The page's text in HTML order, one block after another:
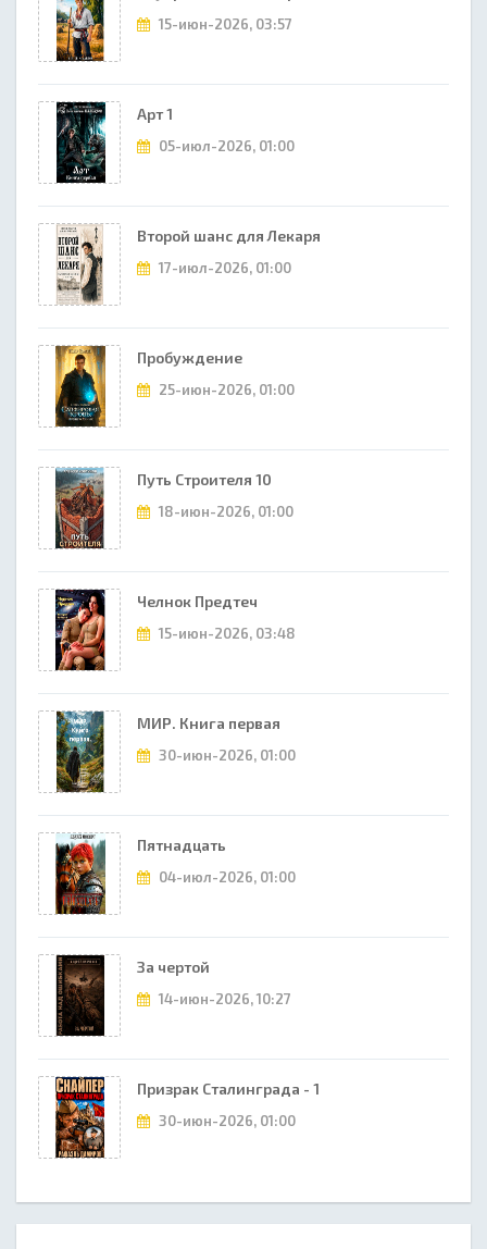
15-июн-2026, 03:57
Арт 1
05-июл-2026, 01:00
Второй шанс для Лекаря
17-июл-2026, 01:00
Пробуждение
25-июн-2026, 01:00
Путь Строителя 10
18-июн-2026, 01:00
Челнок Предтеч
15-июн-2026, 03:48
МИР. Книга первая
30-июн-2026, 01:00
Пятнадцать
04-июл-2026, 01:00
За чертой
14-июн-2026, 10:27
Призрак Сталинграда - 1
30-июн-2026, 01:00